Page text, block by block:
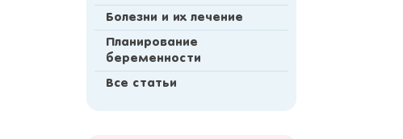
Болезни и их лечение
Планирование
беременности
Все статьи